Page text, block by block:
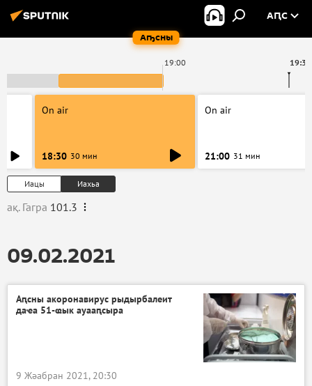
Аҧсны
АԤС
19:00 19:36
On air
18:30 30 мин
On air
21:00 31 мин
Иацы Иахьа
ақ. Гагра 101.3
09.02.2021
Аԥсны акоронавирус рыдырбалеит
даҽа 51-ҩык ауааԥсыра
9 Жәабран 2021, 20:30